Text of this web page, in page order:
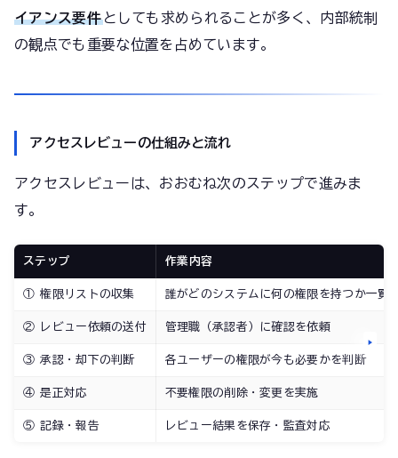
イアンス要件としても求められることが多く、内部統制
の観点でも重要な位置を占めています。
アクセスレビューの仕組みと流れ
アクセスレビューは、おおむね次のステップで進みま
す。
ステップ 作業内容
① 権限リストの収集 誰がどのシステムに何の権限を持つか一覧
② レビュー依頼の送付 管理職（承認者）に確認を依頼
③ 承認・却下の判断 各ユーザーの権限が今も必要かを判断
④ 是正対応 不要権限の削除・変更を実施
⑤ 記録・報告 レビュー結果を保存・監査対応